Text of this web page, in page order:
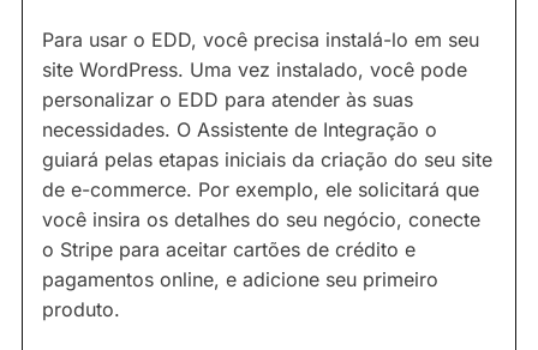
Para usar o EDD, você precisa instalá-lo em seu
site WordPress. Uma vez instalado, você pode
personalizar o EDD para atender às suas
necessidades. O Assistente de Integração o
guiará pelas etapas iniciais da criação do seu site
de e-commerce. Por exemplo, ele solicitará que
você insira os detalhes do seu negócio, conecte
o Stripe para aceitar cartões de crédito e
pagamentos online, e adicione seu primeiro
produto.